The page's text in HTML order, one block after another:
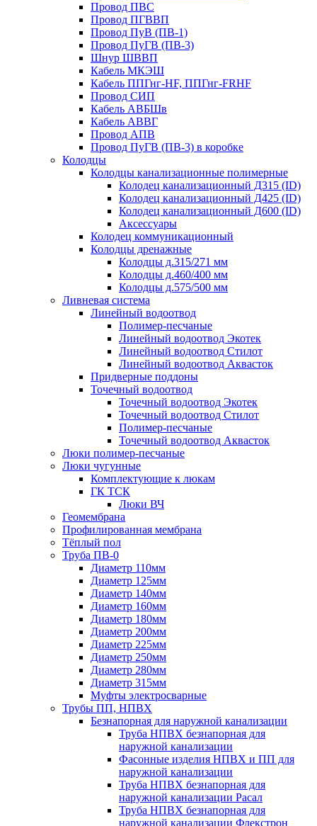
Провод ПВС
Провод ПГВВП
Провод ПуВ (ПВ-1)
Провод ПуГВ (ПВ-3)
Шнур ШВВП
Кабель МКЭШ
Кабель ППГнг-HF, ППГнг-FRHF
Провод СИП
Кабель АВБШв
Кабель АВВГ
Провод АПВ
Провод ПуГВ (ПВ-3) в коробке
Колодцы
Колодцы канализационные полимерные
Колодец канализационный Д315 (ID)
Колодец канализационный Д425 (ID)
Колодец канализационный Д600 (ID)
Аксессуары
Колодец коммуникационный
Колодцы дренажные
Колодцы д.315/271 мм
Колодцы д.460/400 мм
Колодцы д.575/500 мм
Ливневая система
Линейный водоотвод
Полимер-песчаные
Линейный водоотвод Экотек
Линейный водоотвод Стилот
Линейный водоотвод Аквасток
Придверные поддоны
Точечный водоотвод
Точечный водоотвод Экотек
Точечный водоотвод Стилот
Полимер-песчаные
Точечный водоотвод Аквасток
Люки полимер-песчаные
Люки чугунные
Комплектующие к люкам
ГК ТСК
Люки ВЧ
Геомембрана
Профилированная мембрана
Тёплый пол
Труба ПВ-0
Диаметр 110мм
Диаметр 125мм
Диаметр 140мм
Диаметр 160мм
Диаметр 180мм
Диаметр 200мм
Диаметр 225мм
Диаметр 250мм
Диаметр 280мм
Диаметр 315мм
Муфты электросварные
Трубы ПП, НПВХ
Безнапорная для наружной канализации
Труба НПВХ безнапорная для
наружной канализации
Фасонные изделия НПВХ и ПП для
наружной канализации
Труба НПВХ безнапорная для
наружной канализации Расал
Труба НПВХ безнапорная для
наружной канализации Флекстрон